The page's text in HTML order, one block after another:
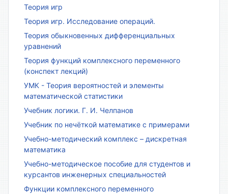
Теория игр
Теория игр. Исследование операций.
Теория обыкновенных дифференциальных
уравнений
Теория функций комплексного переменного
(конспект лекций)
УМК - Теория вероятностей и элементы
математической статистики
Учебник логики. Г. И. Челпанов
Учебник по нечёткой математике с примерами
Учебно-методический комплекс – дискретная
математика
Учебно-методическое пособие для студентов и
курсантов инженерных специальностей
Функции комплексного переменного